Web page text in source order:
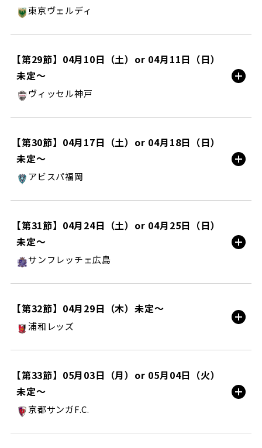
東京ヴェルディ
味の素スタジアム/AWAY
【第29節】04月10日（土）or 04月11日（日）
未定〜
ヴィッセル神戸
町田ＧＩＯＮスタジアム/HOME
【第30節】04月17日（土）or 04月18日（日）
未定〜
アビスパ福岡
ベスト電器スタジアム/AWAY
【第31節】04月24日（土）or 04月25日（日）
未定〜
サンフレッチェ広島
エディオンピースウイング広島/AWAY
【第32節】04月29日（木）未定〜
浦和レッズ
埼玉スタジアム２００２/AWAY
【第33節】05月03日（月）or 05月04日（火）
未定〜
京都サンガF.C.